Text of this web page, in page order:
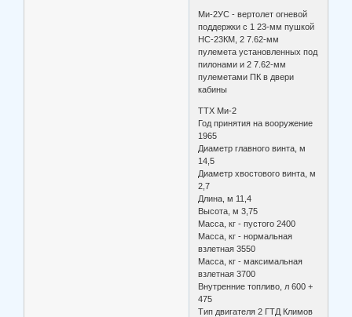
Ми-2УС - вертолет огневой
поддержки с 1 23-мм пушкой
НС-23КМ, 2 7.62-мм
пулемета установленных под
пилонами и 2 7.62-мм
пулеметами ПК в двери
кабины
ТТХ Ми-2
Год принятия на вооружение
1965
Диаметр главного винта, м
14,5
Диаметр хвостового винта, м
2,7
Длина, м 11,4
Высота, м 3,75
Масса, кг - пустого 2400
Масса, кг - нормальная
взлетная 3550
Масса, кг - максимальная
взлетная 3700
Внутренние топливо, л 600 +
475
Тип двигателя 2 ГТД Климов